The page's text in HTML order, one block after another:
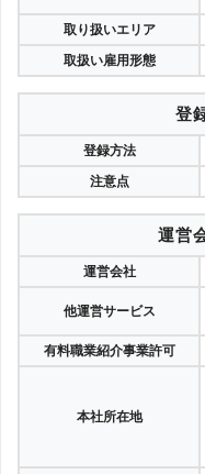
取り扱いエリア
取扱い雇用形態
登
登録方法
注意点
運営
運営会社
他運営サービス
有料職業紹介事業許可
本社所在地